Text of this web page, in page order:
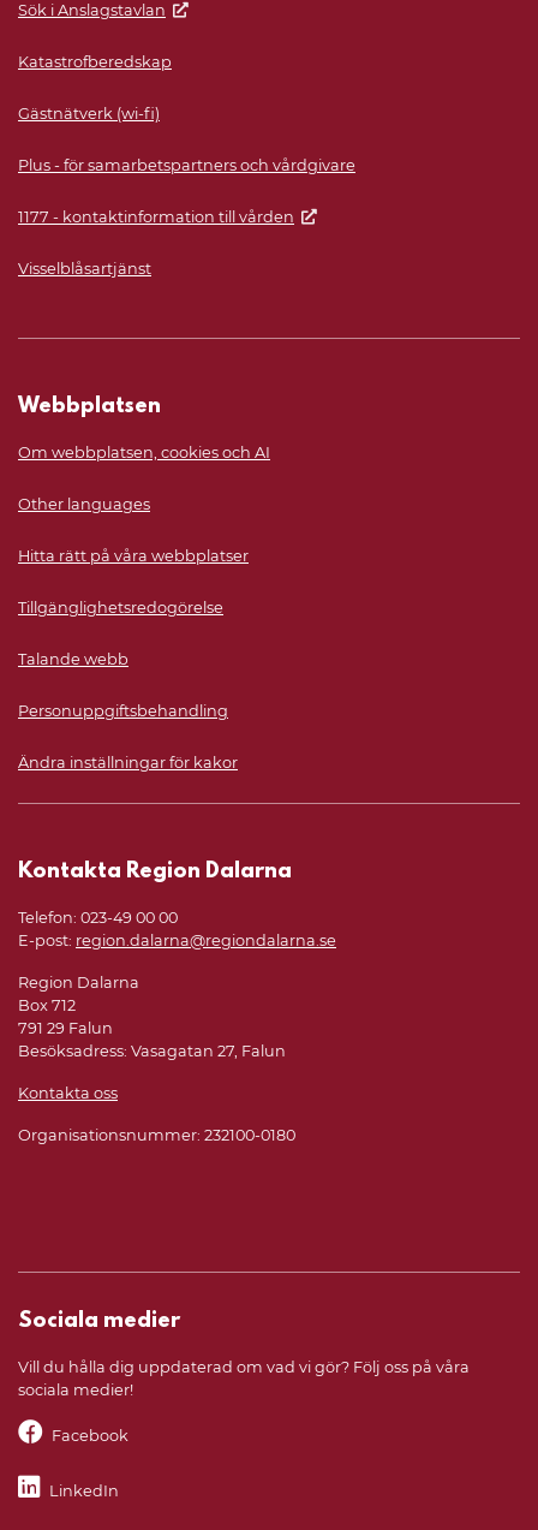
Sök i Anslagstavlan
Katastrofberedskap
Gästnätverk (wi-fi)
Plus - för samarbetspartners och vårdgivare
1177 - kontaktinformation till vården
Visselblåsartjänst
Webbplatsen
Om webbplatsen, cookies och AI
Other languages
Hitta rätt på våra webbplatser
Tillgänglighetsredogörelse
Talande webb
Personuppgiftsbehandling
Ändra inställningar för kakor
Kontakta Region Dalarna
Telefon: 023-49 00 00
E-post: region.dalarna@regiondalarna.se
Region Dalarna
Box 712
791 29 Falun
Besöksadress: Vasagatan 27, Falun
Kontakta oss
Organisationsnummer: 232100-0180
Sociala medier
Vill du hålla dig uppdaterad om vad vi gör? Följ oss på våra
sociala medier!
Facebook
LinkedIn